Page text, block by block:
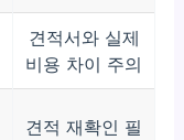
견적서와 실제
비용 차이 주의
견적 재확인 필